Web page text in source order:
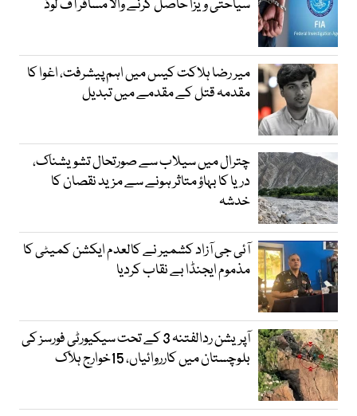
سیاحتی ویزا حاصل کرنے والا مسافر آف لوڈ
میر رضا ہلاکت کیس میں اہم پیشرفت، اغوا کا
مقدمہ قتل کے مقدمے میں تبدیل
چترال میں سیلاب سے صورتحال تشویشناک،
دریا کا بہاؤ متاثر ہونے سے مزید نقصان کا
خدشہ
آئی جی آزاد کشمیر نے کالعدم ایکشن کمیٹی کا
مذموم ایجنڈا بے نقاب کردیا
آپریشن ردالفتنہ 3 کے تحت سیکیورٹی فورسز کی
بلوچستان میں کارروائیاں، 15خوارج ہلاک